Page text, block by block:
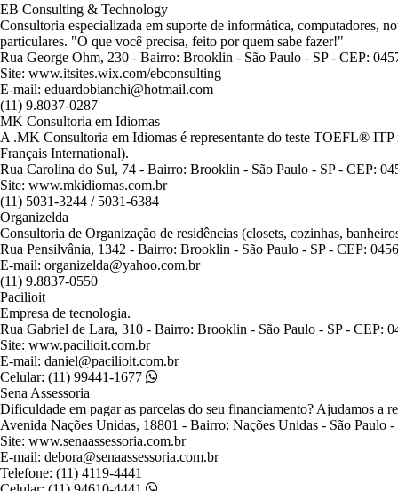
EB Consulting & Technology
Consultoria especializada em suporte de informática, computadores,
particulares. "O que você precisa, feito por quem sabe fazer!"
Rua George Ohm, 230 - Bairro: Brooklin - São Paulo - SP - CEP:
Site: www.itsites.wix.com/ebconsulting
E-mail: eduardobianchi@hotmail.com
(11) 9.8037-0287
MK Consultoria em Idiomas
A .MK Consultoria em Idiomas é representante do teste TOEFL®
Français International).
Rua Carolina do Sul, 74 - Bairro: Brooklin - São Paulo - SP - CEP:
Site: www.mkidiomas.com.br
(11) 5031-3244 / 5031-6384
Organizelda
Consultoria de Organização de residências (closets, cozinhas,
Rua Pensilvânia, 1342 - Bairro: Brooklin - São Paulo - SP - CEP:
E-mail: organizelda@yahoo.com.br
(11) 9.8837-0550
Pacilioit
Empresa de tecnologia.
Rua Gabriel de Lara, 310 - Bairro: Brooklin - São Paulo - SP - CEP:
Site: www.pacilioit.com.br
E-mail: daniel@pacilioit.com.br
Celular: (11) 99441-1677
Sena Assessoria
Dificuldade em pagar as parcelas do seu financiamento? Ajudamos a
Avenida Nações Unidas, 18801 - Bairro: Nações Unidas - São Paulo
Site: www.senaassessoria.com.br
E-mail: debora@senaassessoria.com.br
Telefone: (11) 4119-4441